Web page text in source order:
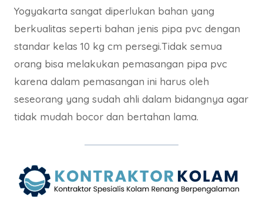
Yogyakarta sangat diperlukan bahan yang
berkualitas seperti bahan jenis pipa pvc dengan
standar kelas 10 kg cm persegi.Tidak semua
orang bisa melakukan pemasangan pipa pvc
karena dalam pemasangan ini harus oleh
seseorang yang sudah ahli dalam bidangnya agar
tidak mudah bocor dan bertahan lama.